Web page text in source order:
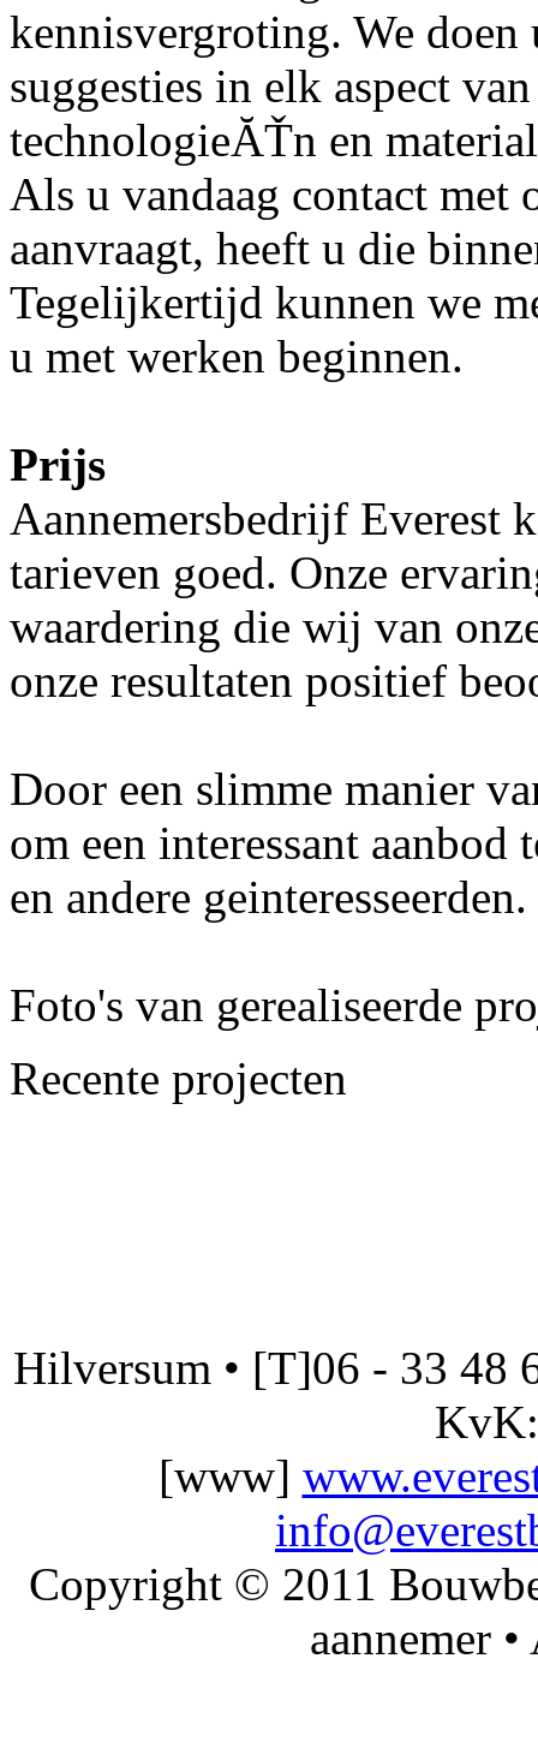
kennisvergroting. We doen
suggesties in elk aspect
technologieĂŤn en
Als u vandaag contact met
aanvraagt, heeft u die
Tegelijkertijd kunnen we
u met werken beginnen.
Prijs
Aannemersbedrijf Everest
tarieven goed. Onze
waardering die wij van
onze resultaten positief
Door een slimme manier
om een interessant
en andere
Foto's van gerealiseerde
Recente projecten
Hilversum • [T]06 - 33 48
[www]
Copyright © 2011
aannemer